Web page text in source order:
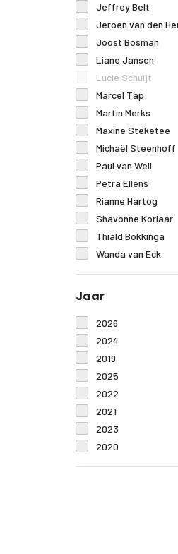
Jeffrey Belt
Jeroen van den
Joost Bosman
Liane Jansen
Lucie Schuijt
Marcel Tap
Martin Merks
Maxine Steketee
Michaël Steenhoff
Paul van Well
Petra Ellens
Rianne Hartog
Shavonne Korlaar
Thiald Bokkinga
Wanda van Eck
Jaar
2026
2024
2019
2025
2022
2021
2023
2020